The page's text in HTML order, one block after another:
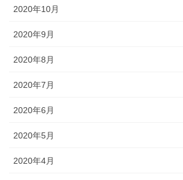
2020年10月
2020年9月
2020年8月
2020年7月
2020年6月
2020年5月
2020年4月